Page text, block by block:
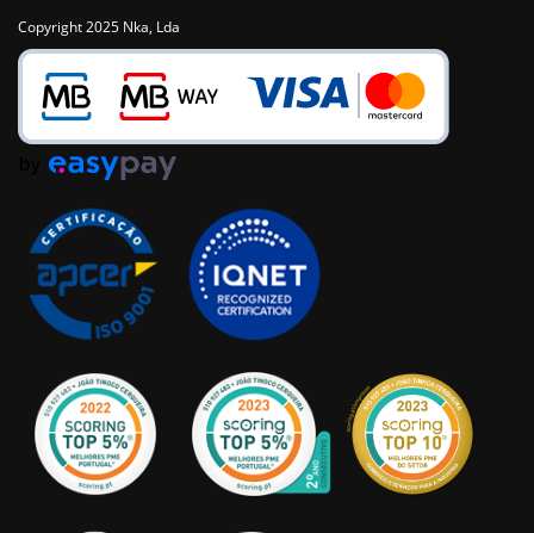
Copyright 2025 Nka, Lda